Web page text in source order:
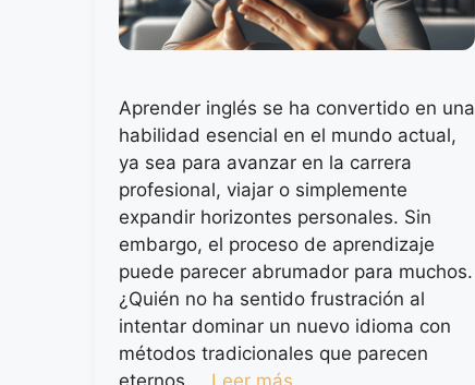
Aprender inglés se ha convertido en una
habilidad esencial en el mundo actual,
ya sea para avanzar en la carrera
profesional, viajar o simplemente
expandir horizontes personales. Sin
embargo, el proceso de aprendizaje
puede parecer abrumador para muchos.
¿Quién no ha sentido frustración al
intentar dominar un nuevo idioma con
métodos tradicionales que parecen
eternos … Leer más